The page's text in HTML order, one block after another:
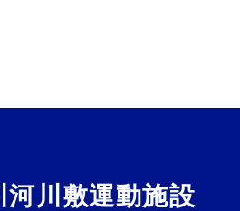
川敷運動施設